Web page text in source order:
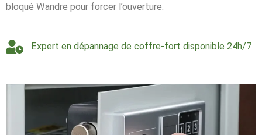
bloqué Wandre pour forcer l’ouverture.
Expert en dépannage de coffre-fort disponible 24h/7